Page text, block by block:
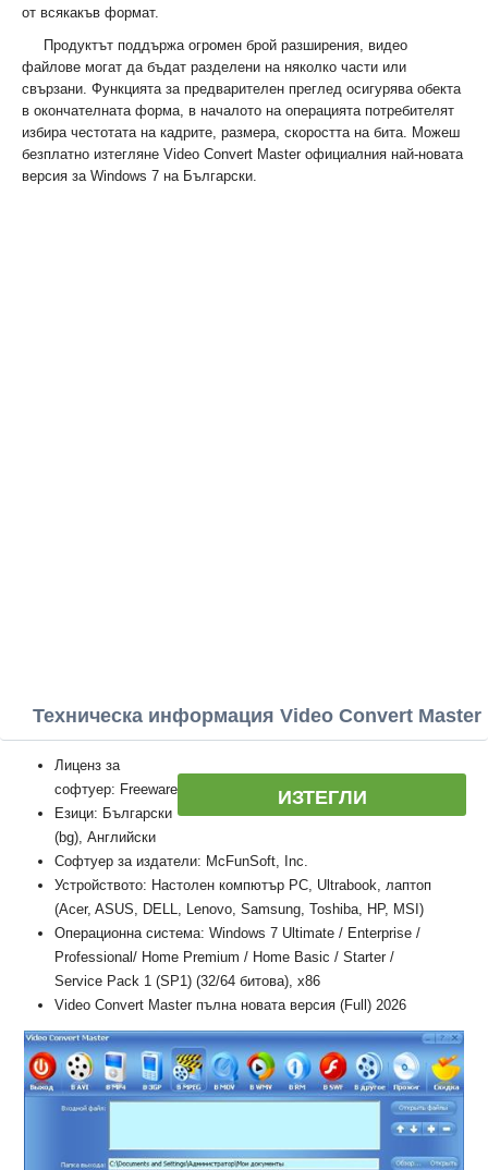
от всякакъв формат.
Продуктът поддържа огромен брой разширения, видео
файлове могат да бъдат разделени на няколко части или
свързани. Функцията за предварителен преглед осигурява обекта
в окончателната форма, в началото на операцията потребителят
избира честотата на кадрите, размера, скоростта на бита. Можеш
безплатно изтегляне Video Convert Master официалния най-новата
версия за Windows 7 на Български.
Техническа информация Video Convert Master
ИЗТЕГЛИ
Лиценз за
софтуер: Freeware
Езици: Български
(bg), Английски
Софтуер за издатели: McFunSoft, Inc.
Устройството: Настолен компютър PC, Ultrabook, лаптоп
(Acer, ASUS, DELL, Lenovo, Samsung, Toshiba, HP, MSI)
Операционна система: Windows 7 Ultimate / Enterprise /
Professional/ Home Premium / Home Basic / Starter /
Service Pack 1 (SP1) (32/64 битова), x86
Video Convert Master пълна новата версия (Full) 2026